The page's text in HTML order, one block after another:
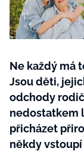
Ne každý má
Jsou děti,
odchody
nedostatkem
přicházet
někdy